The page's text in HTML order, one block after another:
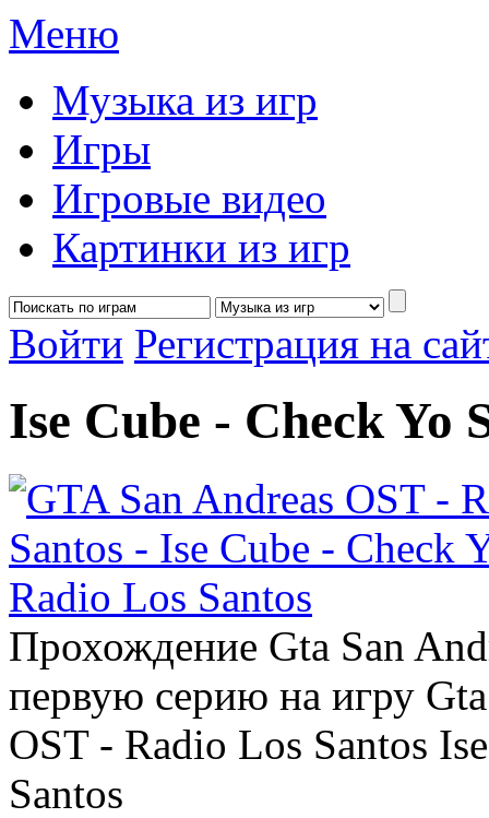
Меню
Музыка из игр
Игры
Игровые видео
Картинки из игр
Войти Регистрация на
Ise Cube - Check Yo
Прохождение Gta San
первую серию на игру
OST - Radio Los Santos
Santos